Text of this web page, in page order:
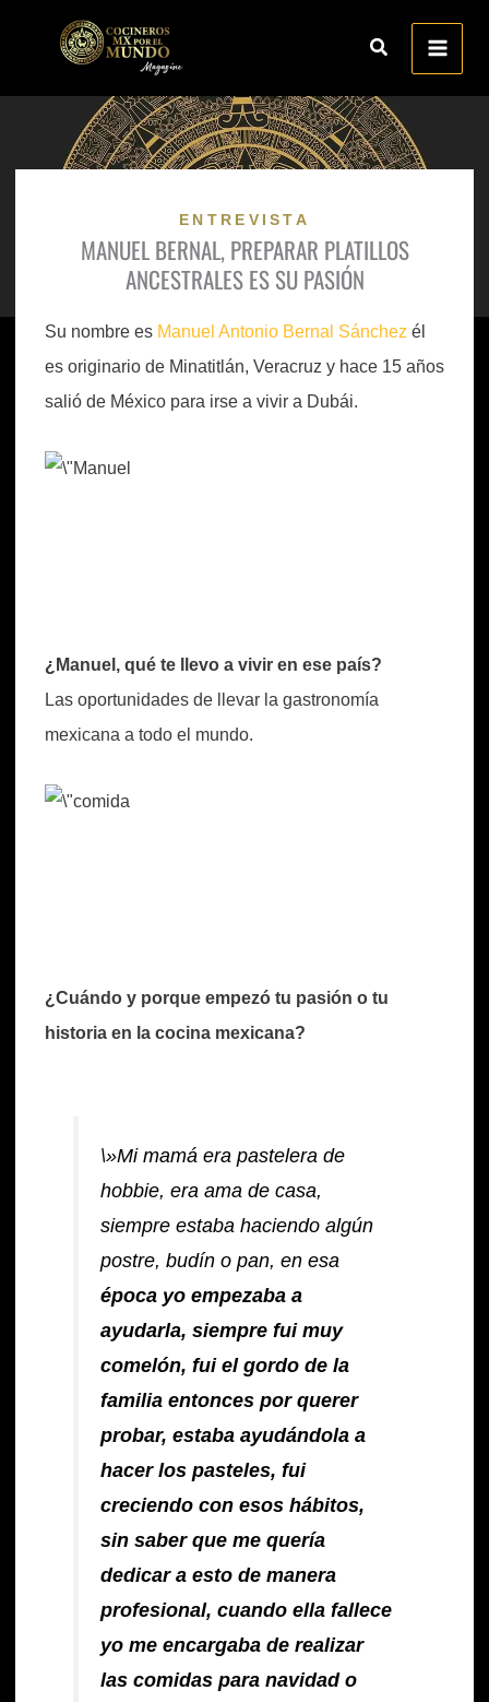
ENTREVISTA
MANUEL BERNAL, PREPARAR PLATILLOS
ANCESTRALES ES SU PASIÓN
Su nombre es Manuel Antonio Bernal Sánchez él
es originario de Minatitlán, Veracruz y hace 15 años
salió de México para irse a vivir a Dubái.
¿Manuel, qué te llevo a vivir en ese país?
Las oportunidades de llevar la gastronomía
mexicana a todo el mundo.
¿Cuándo y porque empezó tu pasión o tu
historia en la cocina mexicana?
\»Mi mamá era pastelera de
hobbie, era ama de casa,
siempre estaba haciendo algún
postre, budín o pan, en esa
época yo empezaba a
ayudarla, siempre fui muy
comelón, fui el gordo de la
familia entonces por querer
probar, estaba ayudándola a
hacer los pasteles, fui
creciendo con esos hábitos,
sin saber que me quería
dedicar a esto de manera
profesional, cuando ella fallece
yo me encargaba de realizar
las comidas para navidad o